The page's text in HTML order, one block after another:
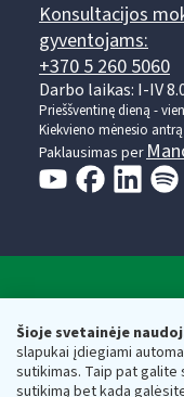
Šioje svetainėje
slapukai įdiegiami
sutikimas. Taip pat galite
sutikimą bet kada
Konsultacijos
gyventojams:
+370 5 260 5060
Darbo laikas: I-IV
Prieššventinę dieną -
Kiekvieno mėnesio
Paklausimas per
Valstybinė
Respublikos
Biudžetinė įstaiga.
adresas: Vasario 16-